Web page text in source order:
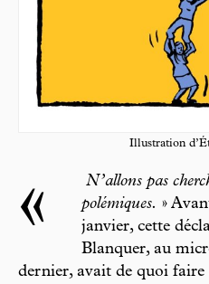
Illustration
«
N’allons pas
polémiques. »
janvier, cette
Blanquer, au
dernier, avait de quoi faire